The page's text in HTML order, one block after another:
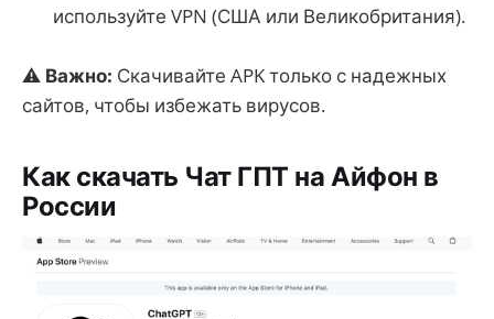
используйте VPN (США или Великобритания).
⚠ Важно: Скачивайте APK только с надежных
сайтов, чтобы избежать вирусов.
Как скачать Чат ГПТ на Айфон в
России